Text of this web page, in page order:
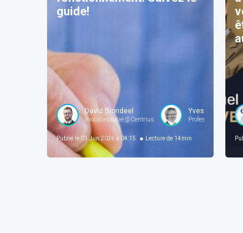
guide!
David Blondeel
Avocat associé @ Centrius
Yves De Cordt
Professeur à
Publié le 01 Jun 2026 à 04:15 Lecture de 14min